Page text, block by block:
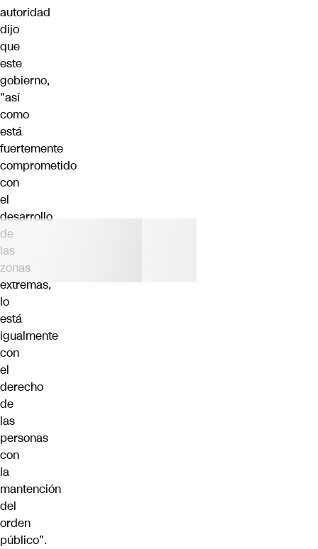
autoridad
dijo
que
este
gobierno,
"así
como
está
fuertemente
comprometido
con
el
desarrollo
de
las
zonas
extremas,
lo
está
igualmente
con
el
derecho
de
las
personas
con
la
mantención
del
orden
público".